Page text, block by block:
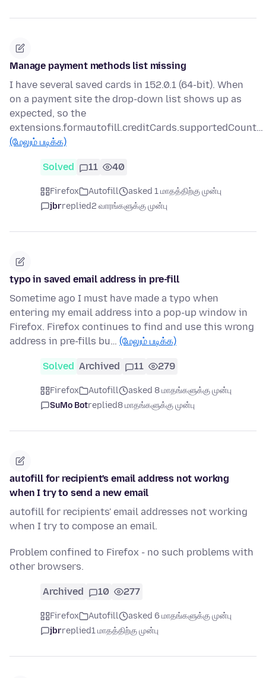
Manage payment methods list missing
I have several saved cards in 152.0.1 (64-bit). When
on a payment site the drop-down list shows up as
expected, so the
extensions.formautofill.creditCards.supportedCount…
(மேலும் படிக்க)
Solved 11 40
Firefox Autofill
asked 1 மாதத்திற்கு முன்பு
jbrreplied2 வாரங்களுக்கு முன்பு
typo in saved email address in pre-fill
Sometime ago I must have made a typo when
entering my email address into a pop-up window in
Firefox. Firefox continues to find and use this wrong
address in pre-fills bu… (மேலும் படிக்க)
Solved Archived 11 279
Firefox Autofill
asked 8 மாதங்களுக்கு முன்பு
SuMo Botreplied8 மாதங்களுக்கு முன்பு
autofill for recipient's email address not workng
when I try to send a new email
autofill for recipients' email addresses not working
when I try to compose an email.
Problem confined to Firefox - no such problems with
other browsers.
Archived 10 277
Firefox Autofill
asked 6 மாதங்களுக்கு முன்பு
jbrreplied1 மாதத்திற்கு முன்பு